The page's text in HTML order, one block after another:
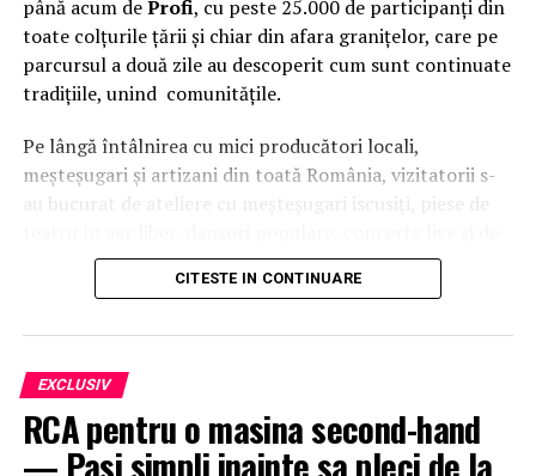
până acum deProfi, cu peste 25.000 de participanți din
toate colțurile țării și chiar din afara granițelor, care pe
parcursul a două zile au descoperit cum sunt continuate
tradițiile, unind comunitățile.
Pe lângă întâlnirea cu mici producători locali,
meșteșugari și artizani din toată România, vizitatorii s-
au bucurat de ateliere cu meșteșugari iscusiți, piese de
o intervenție surpriză aGrupului Vocal SONG. Pe scena
celei de-a patra ediții a festivaluluiSuflet de România
David Ciente, Maria Chivu
Evenimentul s-a desfășurat cu participarea Majestății
Sale Margareta, Custodele Coroanei României, a
CITESTE IN CONTINUARE
EXCLUSIV
RCA pentru o masina second-hand
— Pasi simpli inainte sa pleci de la